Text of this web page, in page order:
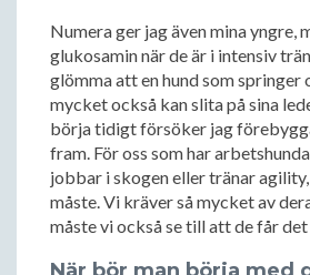
Numera ger jag även mina yngre,
glukosamin när de är i intensiv
glömma att en hund som springer
mycket också kan slita på sina
börja tidigt försöker jag
fram. För oss som har
jobbar i skogen eller tränar
måste. Vi kräver så mycket av
måste vi också se till att de får